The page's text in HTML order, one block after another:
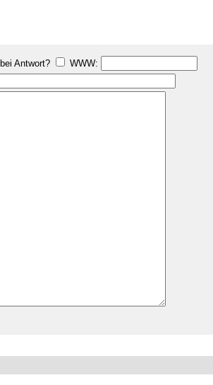
Antwort?
WWW: